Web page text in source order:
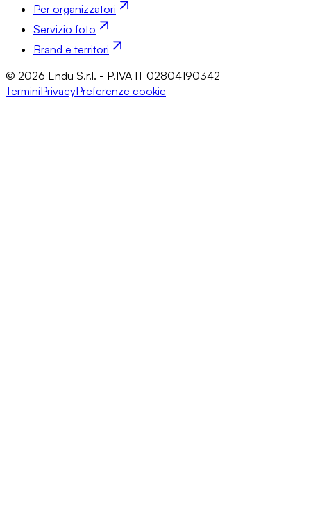
Per organizzatori
Servizio foto
Brand e territori
© 2026 Endu S.r.l. - P.IVA IT 02804190342
TerminiPrivacyPreferenze cookie